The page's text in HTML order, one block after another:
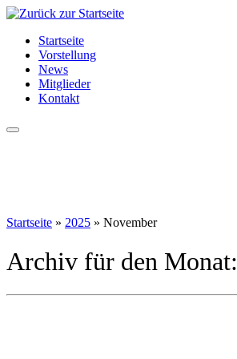
Zum
springenStartseite
Vorstellung
News
Mitglieder
Kontakt
Startseite » 2025 » November
Archiv für den Monat: